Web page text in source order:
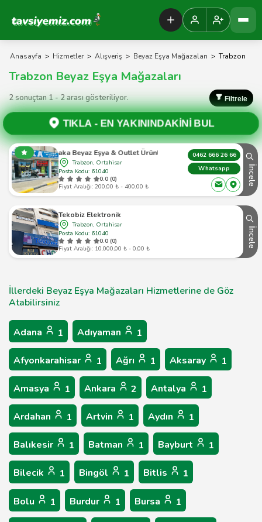
Tavsiyemiz Anasayfa
Anasayfa > Hizmetler > Alışveriş > Beyaz Eşya Mağazaları > Trabzon
Trabzon Beyaz Eşya Mağazaları
2 sonuçtan 1 - 2 arası gösteriliyor. Filtrele
TIKLA -EN YAKININDAKİNİ BUL
Saka Beyaz Eşya & Outlet Ürünler
Trabzon, Ortahisar
Posta Kodu: 61040
0.0 (0)
Fiyat Aralığı: 200,00 ₺ - 400,00 ₺
0462 666 26 66
Whatsapp
İncele
Tekobiz Elektronik
Trabzon, Ortahisar
Posta Kodu: 61040
0.0 (0)
Fiyat Aralığı: 10.000,00 ₺ - 0,00 ₺
İncele
İllerdeki Beyaz Eşya Mağazaları Hizmetlerine de Göz
Atabilirsiniz
Adana 1 Adıyaman 1
Afyonkarahisar 1 Ağrı 1 Aksaray 1
Amasya 1 Ankara 2 Antalya 1
Ardahan 1 Artvin 1 Aydın 1
Balıkesir 1 Batman 1 Bayburt 1
Bilecik 1 Bingöl 1 Bitlis 1
Bolu 1 Burdur 1 Bursa 1